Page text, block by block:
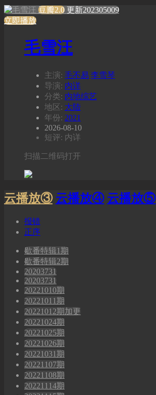
豆瓣2.0 更新202305009
立即播放
毛雪汪
主演: 毛不易 李雪琴
导演: 内详
分类: 内地综艺
地区: 大陆
年份: 2021
2026-08-10
短评: 内详
扫描二维码打开
云播放③ 云播放④ 云播放⑤
报错
正序
歇番特辑1期
歇番特辑2期
20203731
20203731
20221010期
20221011期
20221012期加更
20221024期
20221025期
20221026期
20221031期
20221107期
20221108期
20221114期